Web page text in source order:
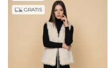
GRATIS